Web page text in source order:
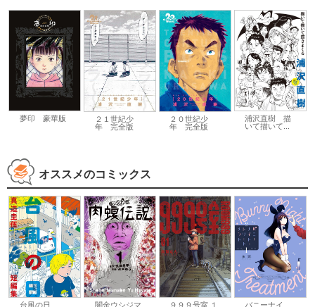
夢印 豪華版
２１世紀少
年 完全版
２０世紀少
年 完全版
浦沢直樹 描
いて描いて...
オススメのコミックス
台風の日 闇金ウシジマ ９９９号室 １ バニーナイ